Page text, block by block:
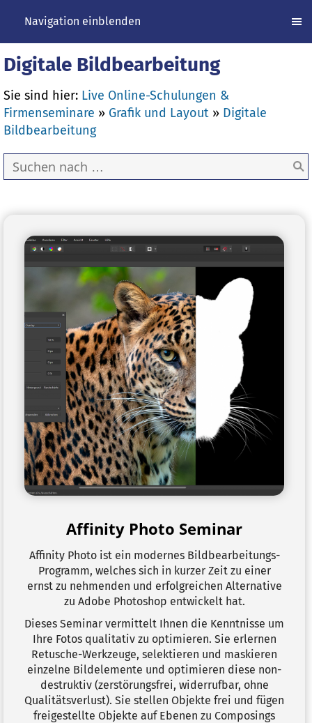
Navigation einblenden
Digitale Bildbearbeitung
Sie sind hier: Live Online-Schulungen &
Firmenseminare » Grafik und Layout » Digitale
Bildbearbeitung
Affinity Photo Seminar
Affinity Photo ist ein modernes Bildbearbeitungs-
Programm, welches sich in kurzer Zeit zu einer
ernst zu nehmenden und erfolgreichen Alternative
zu Adobe Photoshop entwickelt hat.
Dieses Seminar vermittelt Ihnen die Kenntnisse um
Ihre Fotos qualitativ zu optimieren. Sie erlernen
Retusche-Werkzeuge, selektieren und maskieren
einzelne Bildelemente und optimieren diese non-
destruktiv (zerstörungsfrei, widerrufbar, ohne
Qualitätsverlust). Sie stellen Objekte frei und fügen
freigestellte Objekte auf Ebenen zu Composings